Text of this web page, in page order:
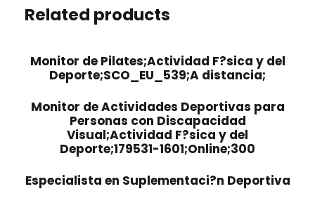
Related products
Monitor de Pilates;Actividad F?sica y del
Deporte;SCO_EU_539;A distancia;
Monitor de Actividades Deportivas para
Personas con Discapacidad
Visual;Actividad F?sica y del
Deporte;179531-1601;Online;300
Especialista en Suplementaci?n Deportiva